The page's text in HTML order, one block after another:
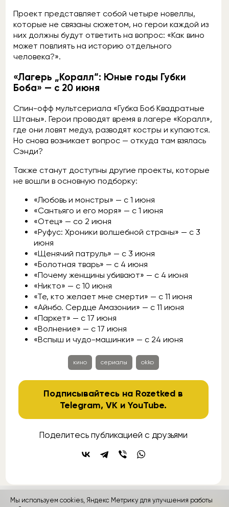
Проект представляет собой четыре новеллы,
которые не связаны сюжетом, но герои каждой из
них должны будут ответить на вопрос: «Как вино
может повлиять на историю отдельного
человека?».
«Лагерь „Коралл“: Юные годы Губки
Боба» — с 20 июня
Спин-офф мультсериала «Губка Боб Квадратные
Штаны». Герои проводят время в лагере «Коралл»,
где они ловят медуз, разводят костры и купаются.
Но снова возникает вопрос — откуда там взялась
Сэнди?
Также станут доступны другие проекты, которые
не вошли в основную подборку:
«Любовь и монстры» — с 1 июня
«Сантьяго и его моря» — с 1 июня
«Отец» — со 2 июня
«Руфус: Хроники волшебной страны» — с 3
июня
«Щенячий патруль» — с 3 июня
«Болотная тварь» — с 4 июня
«Почему женщины убивают» — с 4 июня
«Никто» — с 10 июня
«Те, кто желает мне смерти» — с 11 июня
«Айнбо. Сердце Амазонии» — с 11 июня
«Паркет» — с 17 июня
«Волнение» — с 17 июня
«Вспыш и чудо-машинки» — с 24 июня
кино сериалы okko
Подписывайтесь на Rozetked в
Telegram,VK иYouTube.
Поделитесь публикацией с друзьями
Мы используем cookies, Яндекс Метрику для улучшения работы